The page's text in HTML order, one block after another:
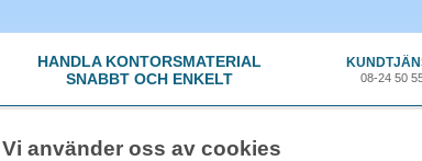
HANDLA KONTORSMATERIAL
SNABBT OCH ENKELT
08-24 50
Vi använder oss av cookies